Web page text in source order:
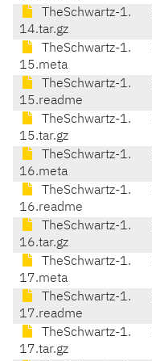
TheSchwartz-1.
14.tar.gz
TheSchwartz-1.
15.meta
TheSchwartz-1.
15.readme
TheSchwartz-1.
15.tar.gz
TheSchwartz-1.
16.meta
TheSchwartz-1.
16.readme
TheSchwartz-1.
16.tar.gz
TheSchwartz-1.
17.meta
TheSchwartz-1.
17.readme
TheSchwartz-1.
17.tar.gz